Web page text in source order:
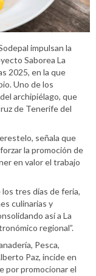
impulsan la
Saborea La
2025, en la que
Uno de los
archipiélago, que
de Tenerife del
señala que
la promoción de
en valor el trabajo
tres días de feria,
culinarias y
así a La
regional”.
Pesca,
Paz, incide en
por promocionar el